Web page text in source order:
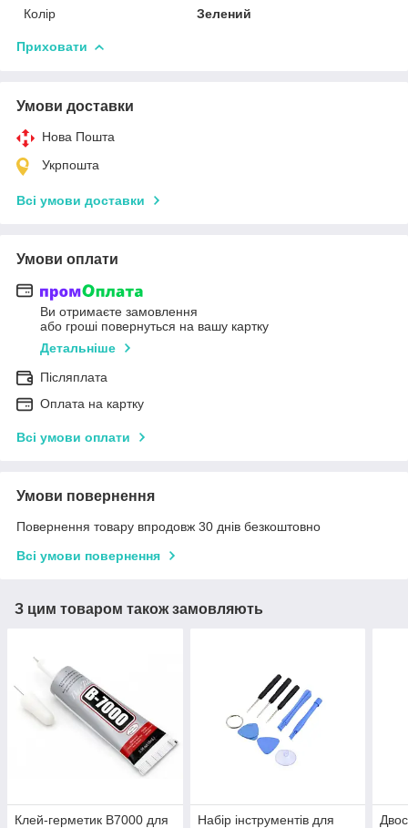
Колір
Зелений
Приховати
Умови доставки
Нова Пошта
Укрпошта
Всі умови доставки
Умови оплати
Ви отримаєте замовлення
або гроші повернуться на вашу картку
Детальніше
Післяплата
Оплата на картку
Всі умови оплати
Умови повернення
Повернення товару впродовж 30 днів безкоштовно
Всі умови повернення
З цим товаром також замовляють
Клей-герметик B7000 для
Набір інструментів для